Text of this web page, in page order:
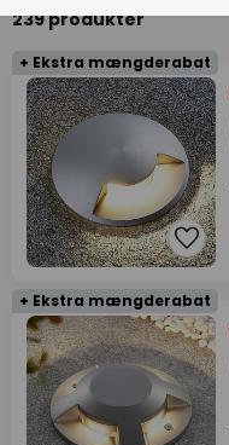
239 produkter
+ Ekstra mængderabat
+ Ekstra mængderabat